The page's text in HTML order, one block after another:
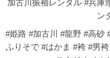
加古川振袖レンタル #兵庫
ン
#姫路 #加古川 #龍野 #高砂
ふりそで #はかま #袴 #男